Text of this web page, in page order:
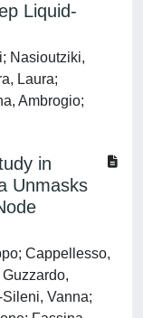
Liquid-
Nasioutziki,
Laura;
Ambrogio;
in
Unmasks
Cappellesso,
Vanna;